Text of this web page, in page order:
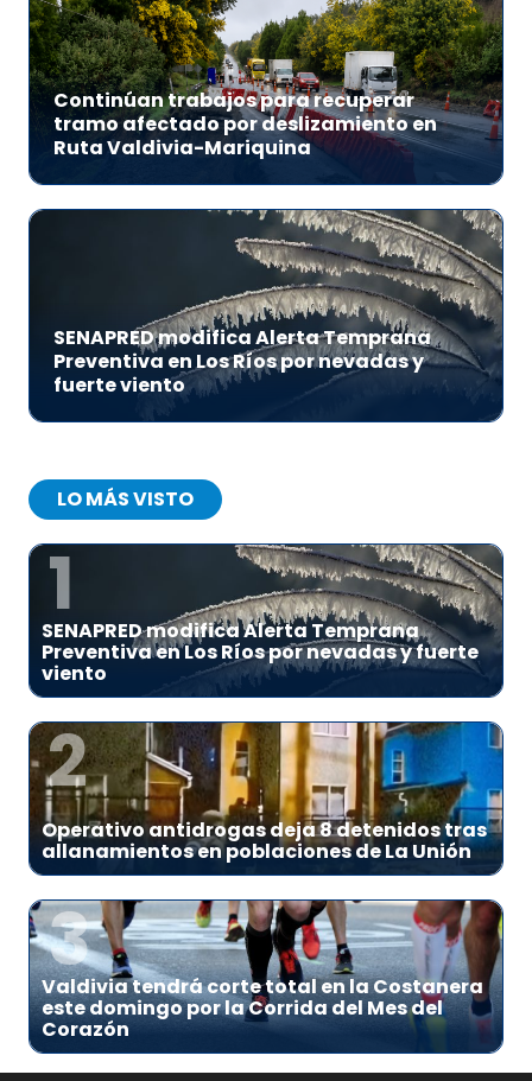
Continúan trabajos para recuperar
tramo afectado por deslizamiento en
Ruta Valdivia-Mariquina
SENAPRED modifica Alerta Temprana
Preventiva en Los Ríos por nevadas y
fuerte viento
LO MÁS VISTO
1
SENAPRED modifica Alerta Temprana
Preventiva en Los Ríos por nevadas y fuerte
viento
2
Operativo antidrogas deja 8 detenidos tras
allanamientos en poblaciones de La Unión
3
Valdivia tendrá corte total en la Costanera
este domingo por la Corrida del Mes del
Corazón